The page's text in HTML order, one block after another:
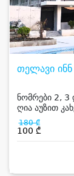
თელავი ინნ
ნომრები 2, 3
ღია აუზით
180 ₾
100 ₾